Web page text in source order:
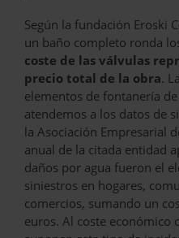
Según la fundación Eroski
un baño completo ronda
coste de las válvulas
precio total de la obra.
elementos de fontanería
atendemos a los datos de
la Asociación Empresarial
anual de la citada entidad
daños por agua fueron el
siniestros en hogares,
comercios, sumando un
euros. Al coste económico